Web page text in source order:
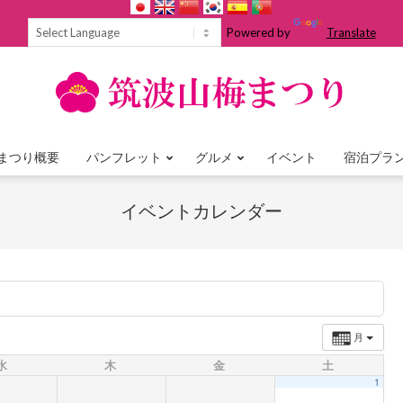
Powered by Translate
Primary
Menu
つり概要 パンフレット グルメ イベント 宿泊プラ
イベントカレンダー
月
木 金 土
1